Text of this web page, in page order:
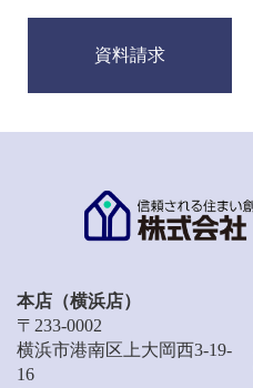
資料請求
本店（横浜店）
〒233-0002
横浜市港南区上大岡西3-19-
16